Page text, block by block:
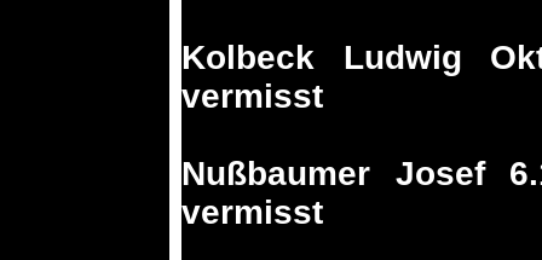
Kolbeck Ludwig
vermisst
Nußbaumer Josef
vermisst